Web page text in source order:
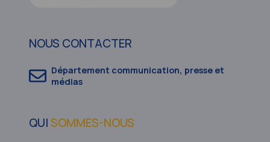
NOUS CONTACTER
Département communication, presse et
médias
QUISOMMES-NOUS